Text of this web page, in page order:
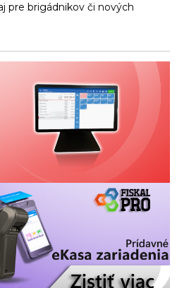
pre brigádnikov či nových